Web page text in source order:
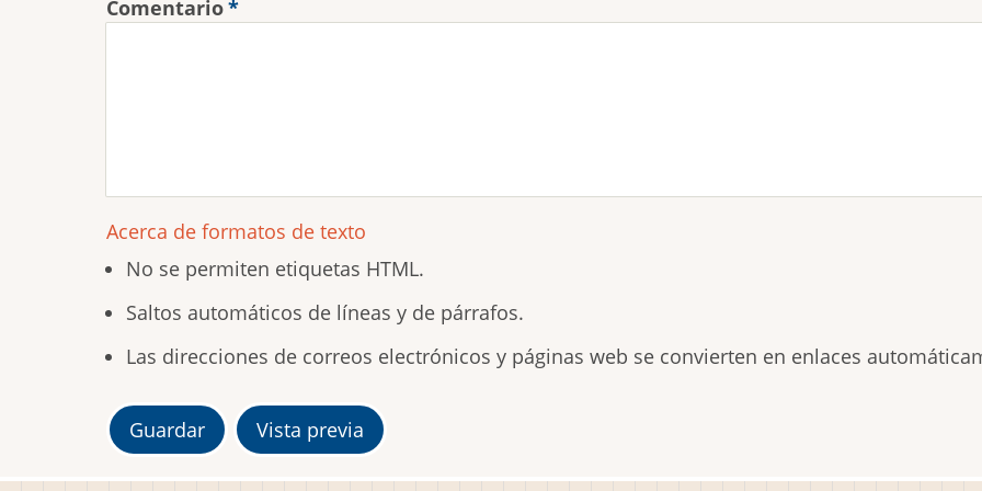
Comentario
Acerca de formatos de texto
No se permiten etiquetas HTML.
Saltos automáticos de líneas y de párrafos.
Las direcciones de correos electrónicos y páginas web se convierten en enlaces